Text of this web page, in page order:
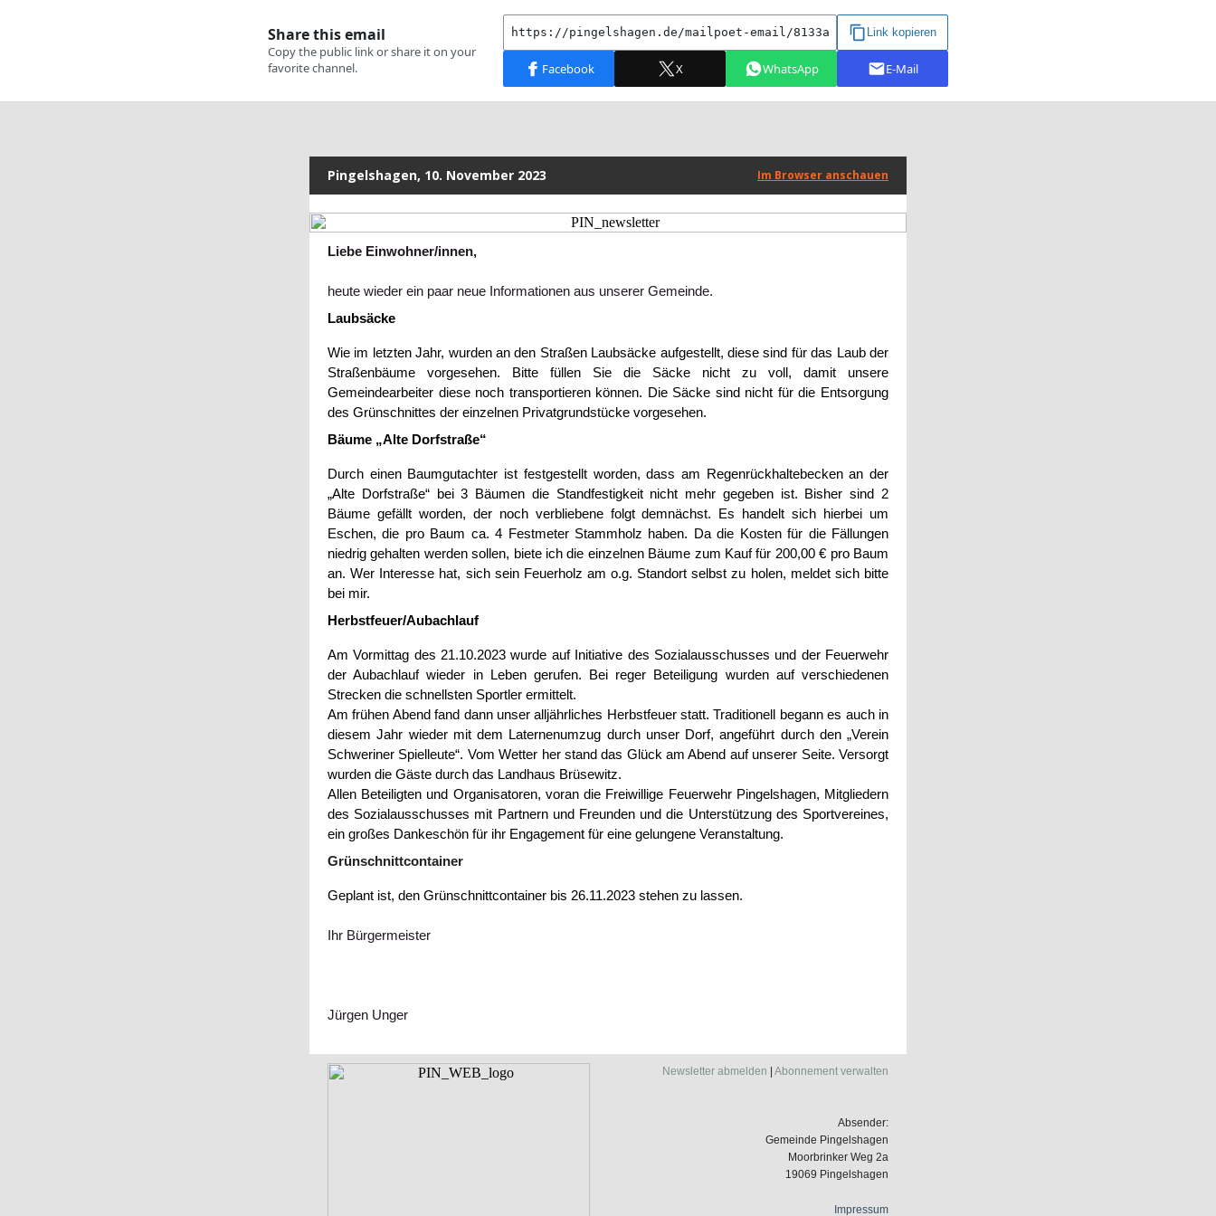
Pingelshagen, 10. November 2023 Im Browser anschauen
Liebe Einwohner/innen,
heute wieder ein paar neue Informationen aus unserer Gemeinde.
Laubsäcke
Wie im letzten Jahr, wurden an den Straßen Laubsäcke aufgestellt, diese sind für das Laub der
Straßenbäume vorgesehen.
Bitte füllen Sie die Säcke nicht zu voll, damit unsere
Gemeindearbeiter diese noch transportieren können. Die Säcke sind nicht für die Entsorgung
des Grünschnittes der einzelnen Privatgrundstücke vorgesehen.
Bäume „Alte Dorfstraße“
Durch einen Baumgutachter ist festgestellt worden, dass am Regenrückhaltebecken an der
„Alte Dorfstraße“ bei 3 Bäumen die Standfestigkeit nicht mehr gegeben ist. Bisher sind 2
Bäume gefällt worden, der noch verbliebene folgt demnächst. Es handelt sich hierbei um
Eschen, die pro Baum ca. 4 Festmeter Stammholz haben.
Da die Kosten für die Fällungen
niedrig gehalten werden sollen, biete ich die einzelnen Bäume zum Kauf für 200,00 € pro Baum
an.Wer Interesse hat, sich sein Feuerholz am o.g. Standort selbst zu holen, meldet sich bitte
bei mir.
Herbstfeuer/Aubachlauf
Am Vormittag des 21.10.2023 wurde auf Initiative des Sozialausschusses und der Feuerwehr
der Aubachlauf wieder in Leben gerufen.
Bei reger Beteiligung wurden auf verschiedenen
Strecken die schnellsten Sportler ermittelt.
Am frühen Abend fand dann unser alljährliches Herbstfeuer statt. Traditionell begann es auch in
diesem Jahr wieder mit dem Laternenumzug durch unser Dorf, angeführt durch den „Verein
Schweriner Spielleute“. Vom Wetter her stand das Glück am Abend auf unserer Seite. Versorgt
wurden die Gäste durch das Landhaus Brüsewitz.
Allen Beteiligten und Organisatoren, voran die Freiwillige Feuerwehr Pingelshagen, Mitgliedern
des Sozialausschusses mit Partnern und Freunden und die Unterstützung des Sportvereines,
ein großes Dankeschön für ihr Engagement für eine gelungene Veranstaltung.
Grünschnittcontainer
Geplant ist, den Grünschnittcontainer bis 26.11.2023 stehen zu lassen.
Ihr Bürgermeister
Jürgen Unger
Newsletter abmelden Abonnement verwalten
Absender:
Gemeinde Pingelshagen
Moorbrinker Weg 2a
19069 Pingelshagen
Impressum